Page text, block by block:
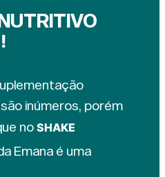
inúmeros, porém
no SHAKE
Emana é uma